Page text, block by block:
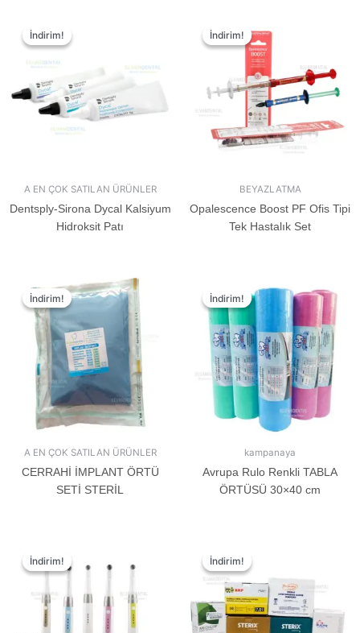
İndirim!
İndirim!
A EN ÇOK SATILAN ÜRÜNLER
Dentsply-Sirona Dycal Kalsiyum
Hidroksit Patı
İndirim!
İndirim!
BEYAZLATMA
Opalescence Boost PF Ofis Tipi
Tek Hastalık Set
İndirim!
İndirim!
A EN ÇOK SATILAN ÜRÜNLER
CERRAHİ İMPLANT ÖRTÜ
SETİ STERİL
İndirim!
İndirim!
kampanaya
Avrupa Rulo Renkli TABLA
ÖRTÜSÜ 30×40 cm
İndirim!
İndirim! İndirim!
İndirim!